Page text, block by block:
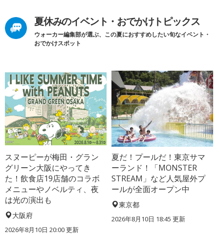
夏休みのイベント・おでかけトピックス
ウォーカー編集部が選ぶ、この夏におすすめしたい旬なイベント・
おでかけスポット
スヌーピーが梅田・グラン
グリーン大阪にやってき
た！飲食店19店舗のコラボ
メニューやノベルティ、夜
は光の演出も
大阪府
2026年8月10日 20:00更新
夏だ！プールだ！東京サマ
ーランド！「MONSTER
STREAM」など人気屋外プ
ールが全面オープン中
東京都
2026年8月10日 18:45 更新